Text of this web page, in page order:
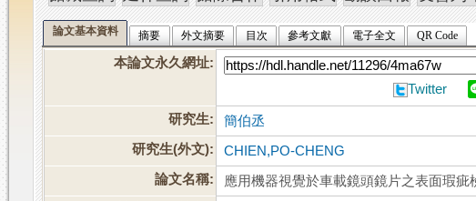
論文基本資料 摘要 外文摘要 目次 參考文獻 電子全文 QR Code
本論文永久網址:
Twitter
研究生:
簡伯丞
研究生(外文):
CHIEN,PO-CHENG
論文名稱:
應用機器視覺於車載鏡頭鏡片之表面瑕疵